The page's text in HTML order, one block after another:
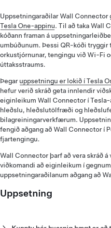
Uppsetningaraðilar Wall
Tesla One-appinu. Til að taka Wall
kóðann framan á
umbúðunum. Þessi QR-kóði
orkustjórnunar, tengingu við Wi-Fi
úttaksstraums.
Þegar uppsetningu er lokið í Tesla
hefur verið skráð geta innlendir
eiginleikum Wall Connector í
hleðslu, hleðslutölfræði og
bilagreiningarverkfærum.
fengið aðgang að Wall Connector í
fjartengingu.
Wall Connector þarf að vera skráð
viðkomandi að eiginleikum í
uppsetningaraðilanum aðgang að
Uppsetning